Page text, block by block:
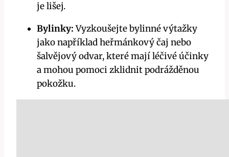
je lišej.
Bylinky:Vyzkoušejte bylinné výtažky
jako například heřmánkový čaj nebo
šalvějový⁣ odvar, které⁢ mají léčivé účinky
a mohou pomoci zklidnit⁣ podrážděnou
pokožku.